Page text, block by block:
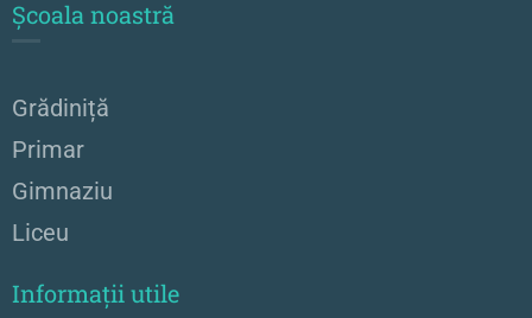
Școala noastră
Grădiniță
Primar
Gimnaziu
Liceu
Informații utile